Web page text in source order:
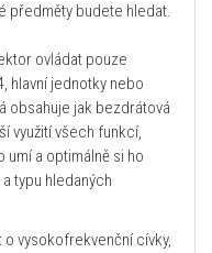
předměty budete hledat.
ovládat pouze
hlavní jednotky nebo
obsahuje jak bezdrátová
využití všech funkcí,
umí a optimálně si ho
typu hledaných
vysokofrekvenční cívky,